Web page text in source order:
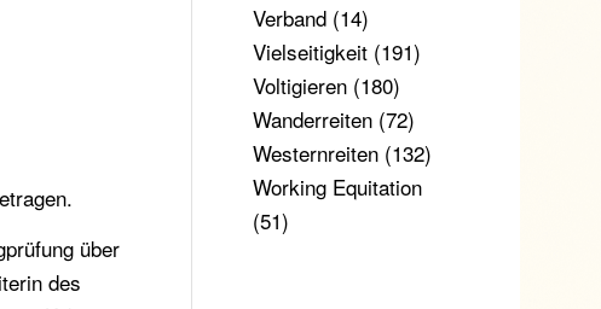
über
des
Verband(14)
Vielseitigkeit(191)
Voltigieren(180)
Wanderreiten(72)
Westernreiten(132)
Working Equitation
(51)